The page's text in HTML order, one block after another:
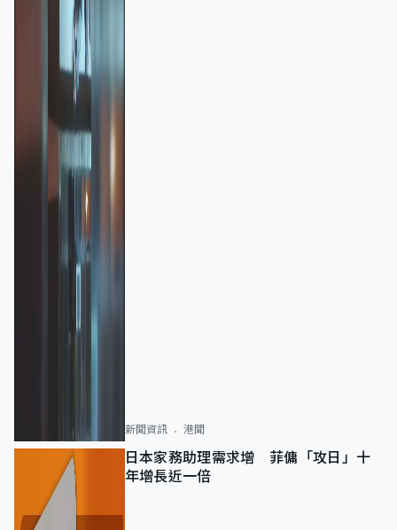
新聞資訊 港聞
日本家務助理需求增 菲傭「攻日」十
年增長近一倍